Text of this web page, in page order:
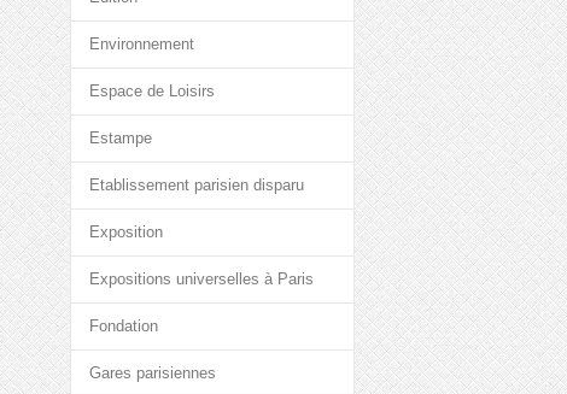
Environnement
Espace de Loisirs
Estampe
Etablissement parisien disparu
Exposition
Expositions universelles à Paris
Fondation
Gares parisiennes